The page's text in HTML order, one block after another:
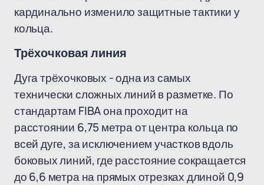
кардинально изменило защитные тактики у
кольца.
Трёхочковая линия
Дуга трёхочковых - одна из самых
технически сложных линий в разметке. По
стандартам FIBA она проходит на
расстоянии 6,75 метра от центра кольца по
всей дуге, за исключением участков вдоль
боковых линий, где расстояние сокращается
до 6,6 метра на прямых отрезках длиной 0,9